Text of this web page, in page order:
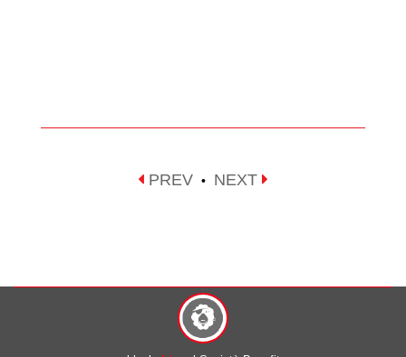
PREV • NEXT